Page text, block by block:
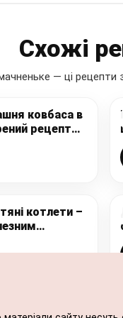
Схожі
— ці рецепти
ковбаса в
рецепт
котлети –